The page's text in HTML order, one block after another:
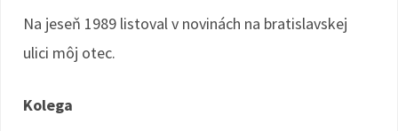
Na jeseň 1989 listoval v novinách na bratislavskej
ulici môj otec.
Kolega